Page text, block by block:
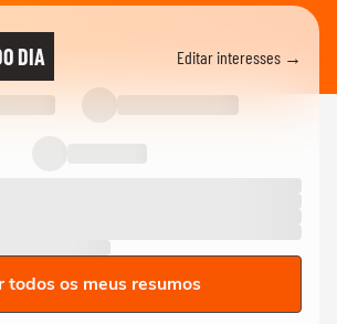
DIA Editar interesses →
todos os meus resumos